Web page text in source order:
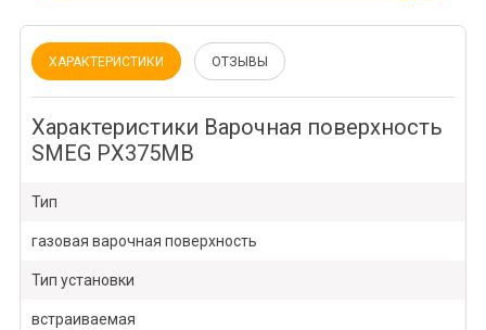
ХАРАКТЕРИСТИКИ ОТЗЫВЫ
Характеристики Варочная поверхность
SMEG PX375MB
Тип
газовая варочная поверхность
Тип установки
встраиваемая